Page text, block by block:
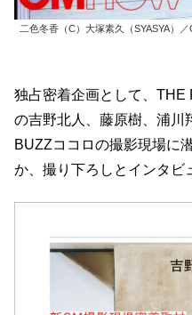
二色冬香（C）大塚素久（SYASYA）
独占密着企画として、THE
の吉野北人、藤原樹、浦川
BUZZココロの撮影現場に
か、撮り下ろしとインタビ